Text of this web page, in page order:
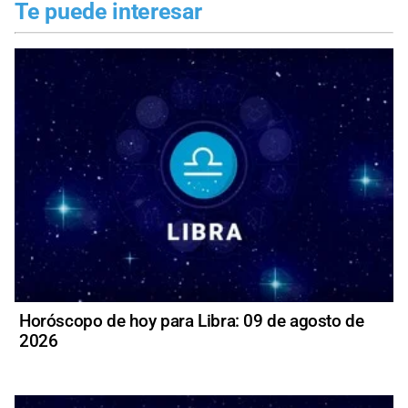
Te puede interesar
Horóscopo de hoy para Libra: 09 de agosto de
2026